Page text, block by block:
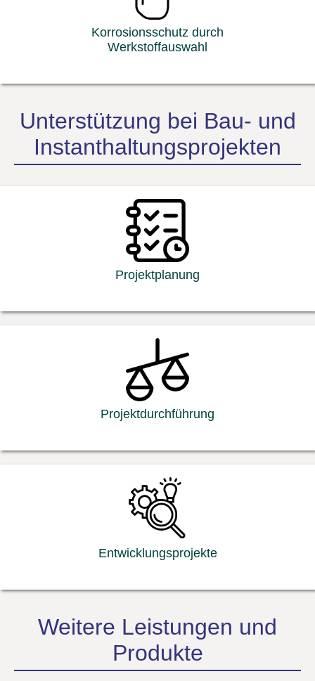
Korrosionsschutz durch
Werkstoffauswahl
Unterstützung bei Bau- und
Instanthaltungsprojekten
Projektplanung
Projektdurchführung
Entwicklungs­projekte
Weitere Leistungen und
Produkte